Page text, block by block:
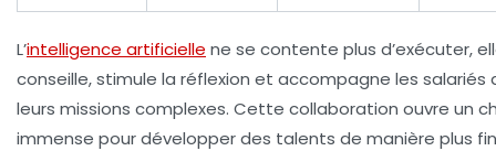
L’intelligence artificielle ne se contente plus d’exécuter,
conseille, stimule la réflexion et accompagne les salariés
leurs missions complexes. Cette collaboration ouvre un
immense pour développer des talents de manière plus